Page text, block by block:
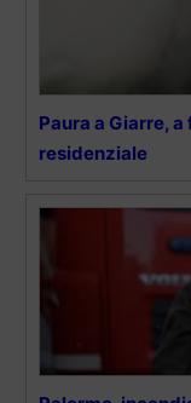
Paura a Giarre,
residenziale